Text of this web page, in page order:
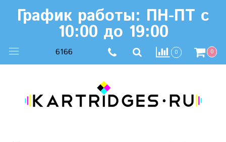
График работы: ПН-ПТ с
10:00 до 19:00
6166 0 0